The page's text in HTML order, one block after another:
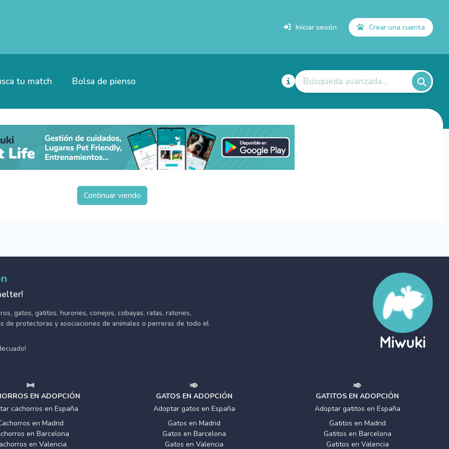
Iniciar sesión Crear una cuenta
tu match Bolsa de pienso Búsqueda avanzada...
Continuar viendo
gatos, gatitos, hurones, conejos, cobayas, ratas, ratones,
de protectoras y asociaciones de animales o perreras de todo el
EN ADOPCIÓN
cachorros en España
en Madrid
en Barcelona
en Valencia
GATOS EN ADOPCIÓN
Adoptar gatos en España
Gatos en Madrid
Gatos en Barcelona
Gatos en Valencia
GATITOS EN ADOPCIÓN
Adoptar gatitos en España
Gatitos en Madrid
Gatitos en Barcelona
Gatitos en Valencia